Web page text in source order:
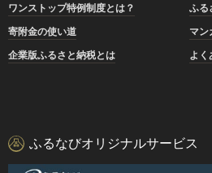
ワンストップ特例制度とは？
ふる
寄附金の使い道
マン
企業版ふるさと納税とは
よ
ふるなびオリジナルサービス